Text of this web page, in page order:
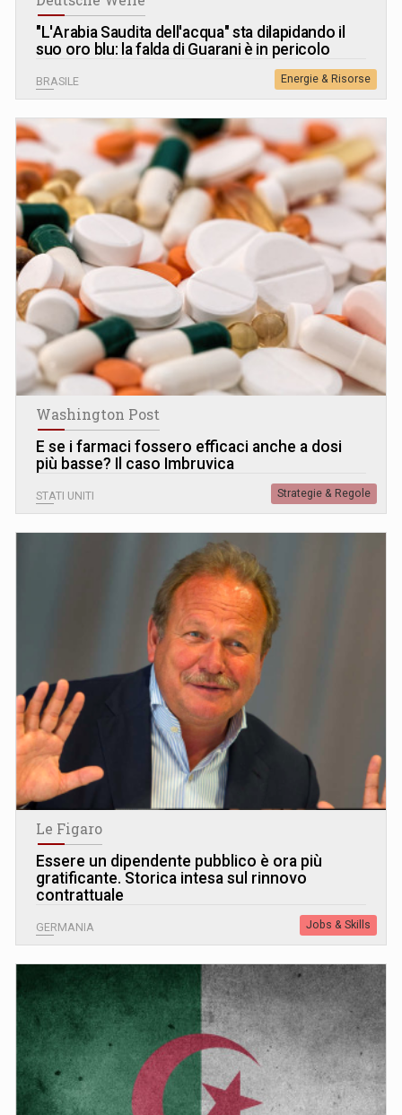
"L'Arabia Saudita dell'acqua" sta dilapidando il
suo oro blu: la falda di Guarani è in pericolo
BRASILE Energie & Risorse
Washington Post
E se i farmaci fossero efficaci anche a dosi
più basse? Il caso Imbruvica
STATI UNITI Strategie & Regole
Le Figaro
Essere un dipendente pubblico è ora più
gratificante. Storica intesa sul rinnovo
contrattuale
GERMANIA Jobs & Skills